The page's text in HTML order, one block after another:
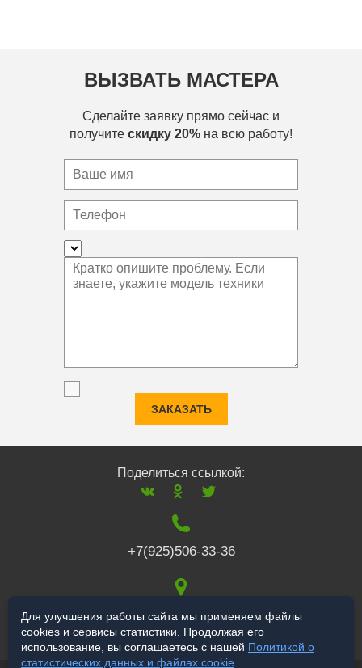
ВЫЗВАТЬ МАСТЕРА
Сделайте заявку прямо сейчас и
получите скидку 20% на всю работу!
ЗАКАЗАТЬ
Поделиться ссылкой:
+7(925)506-33-36
117519,г. Москва,
Варшавское ш., 132
Для улучшения работы сайта мы применяем файлы
cookies и сервисы статистики. Продолжая его
использование, вы соглашаетесь с нашей Политикой о
статистических данных и файлах cookie